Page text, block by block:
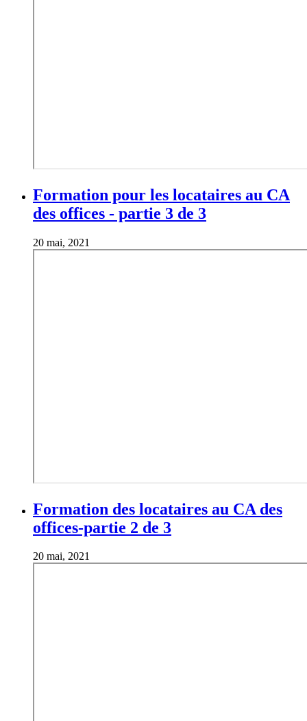
Formation pour les locataires au CA
des offices - partie 3 de 3
20 mai, 2021
Formation des locataires au CA des
offices-partie 2 de 3
20 mai, 2021